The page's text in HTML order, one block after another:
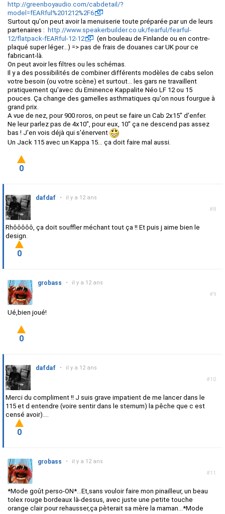
http://greenboyaudio.com/cabdetail/?
model=fEARful%201212%2F6
Surtout qu'on peut avoir la menuiserie toute préparée par un de leurs
partenaires : http://www.speakerbuilder.co.uk/fearful/fearful-
12/flatpack-fEARful-12-12
(en bouleau de Finlande ou en contre-
plaqué super léger...) => pas de frais de douanes car UK pour ce
fabricant-là.
On peut avoir les filtres ou les schémas.
Il y a des possibilités de combiner différents modèles de cabs selon
votre besoin (ou votre scène) et surtout... les gars ne travaillent
pratiquement qu'avec du Eminence Kappalite Néo LF 12 ou 15
pouces. Ça change des gamelles asthmatiques qu'on nous fourgue à
grand prix.
A vue de nez, pour 900 roros, on peut se faire un Cab 2x15" d'enfer.
Ne leur parlez pas de 4x10", pour eux, 10" ça ne descend pas assez
bas ! J'en vois déjà qui s'énervent
Un Jack 115 avec un Kappa 15... ça doit faire mal aussi.
0
#8
dafdaf • il y a 12 ans
Rhôôôôô, ça doit souffler méchant tout ça !! Et puis j aime bien le
design.
0
#9
grobass • il y a 12 ans
Ué,bien joué!
0
#10
dafdaf • il y a 12 ans
Merci du compliment !! J suis grave impatient de me lancer dans le
115 et d entendre (voire sentir dans le sternum) la pêche que c est
censé avoir)....
0
#11
grobass • il y a 12 ans
*Mode goût perso-ON*...Et,sans vouloir faire mon pinailleur, un beau
tolex rouge bordeaux là-dessus, avec juste une petite touche
orange clair pour rehausser,ça pèterait sa mère la maman...*Mode